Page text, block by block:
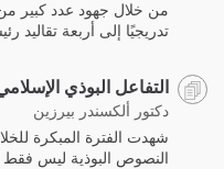
من خلال جهود عدد كبير
تدريجيًا إلى أربعة تقاليد
التفاعل البوذي
دكتور ألكسندر بيرزين
النصوص البوذية ليس فقط